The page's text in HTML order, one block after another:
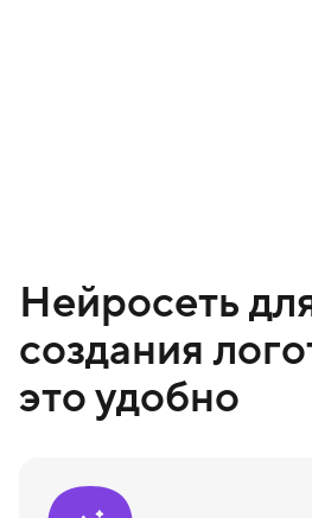
Нейросеть
создания
это удобно